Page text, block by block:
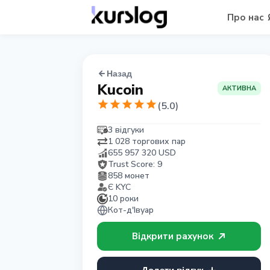
Про нас
Назад
Kucoin АКТИВНА
(5.0)
3 відгуки
1 028 торгових пар
655 957 320 USD
Trust Score: 9
858 монет
Є KYC
10 роки
Кот-д'Івуар
Відкрити рахунок